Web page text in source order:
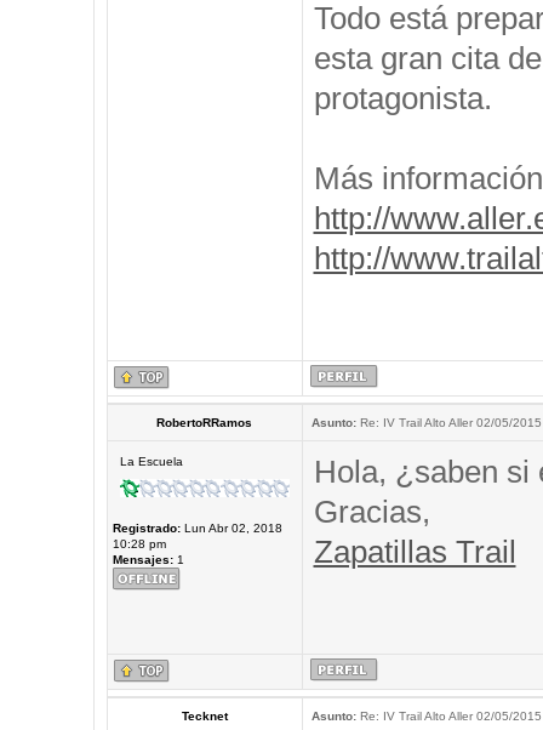
Todo está
esta gran cita
protagonista.
Más
http://
http://
RobertoRRamos Asunto:Re: IV Trail Alto Aller 02/05/2015
La Escuela
Registrado:Lun Abr 02, 2018
10:28 pm
Mensajes:1
Hola, ¿saben si
Gracias,
Zapatillas Trail
Tecknet Asunto:Re: IV Trail Alto Aller 02/05/2015